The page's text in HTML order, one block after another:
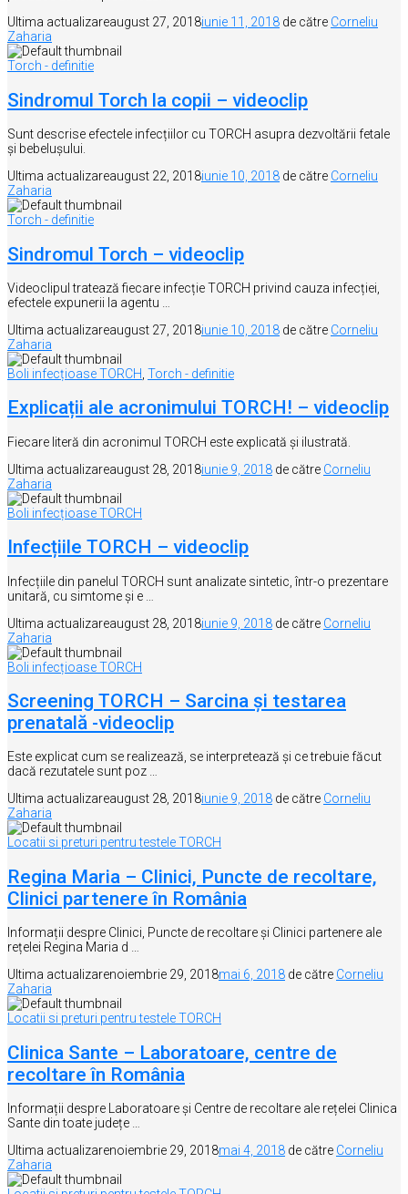
Ultima actualizareaugust 27, 2018iunie 11, 2018 de către Corneliu
Zaharia
Torch - definitie
Sindromul Torch la copii – videoclip
Sunt descrise efectele infecțiilor cu TORCH asupra dezvoltării fetale
și bebelușului.
Ultima actualizareaugust 22, 2018iunie 10, 2018 de către Corneliu
Zaharia
Torch - definitie
Sindromul Torch – videoclip
Videoclipul tratează fiecare infecție TORCH privind cauza infecției,
efectele expunerii la agentu …
Ultima actualizareaugust 27, 2018iunie 10, 2018 de către Corneliu
Zaharia
Boli infecțioase TORCH Torch - definitie
Explicații ale acronimului TORCH! – videoclip
Fiecare literă din acronimul TORCH este explicată și ilustrată.
Ultima actualizareaugust 28, 2018iunie 9, 2018 de către Corneliu
Zaharia
Boli infecțioase TORCH
Infecțiile TORCH – videoclip
Infecțiile din panelul TORCH sunt analizate sintetic, într-o prezentare
unitară, cu simtome și e …
Ultima actualizareaugust 28, 2018iunie 9, 2018 de către Corneliu
Zaharia
Boli infecțioase TORCH
Screening TORCH – Sarcina și testarea
prenatală -videoclip
Este explicat cum se realizează, se interpretează și ce trebuie făcut
dacă rezutatele sunt poz …
Ultima actualizareaugust 28, 2018iunie 9, 2018 de către Corneliu
Zaharia
Locatii si preturi pentru testele TORCH
Regina Maria – Clinici, Puncte de recoltare,
Clinici partenere în România
Informații despre Clinici, Puncte de recoltare și Clinici partenere ale
rețelei Regina Maria d …
Ultima actualizarenoiembrie 29, 2018mai 6, 2018 de către Corneliu
Zaharia
Locatii si preturi pentru testele TORCH
Clinica Sante – Laboratoare, centre de
recoltare în România
Informații despre Laboratoare și Centre de recoltare ale rețelei Clinica
Sante din toate județe …
Ultima actualizarenoiembrie 29, 2018mai 4, 2018 de către Corneliu
Zaharia